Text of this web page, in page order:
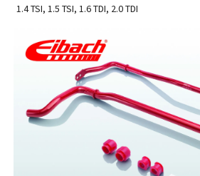
1.4 TSI, 1.5 TSI, 1.6 TDI, 2.0 TDI